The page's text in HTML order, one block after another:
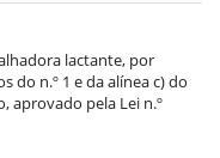
lactante, por
do n.º 1 e da alínea c) do
aprovado pela Lei n.º